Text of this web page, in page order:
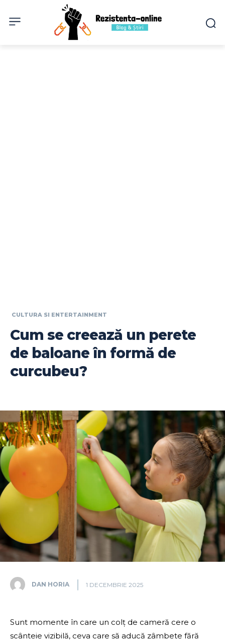
CULTURA SI ENTERTAINMENT
Cum se creează un perete
de baloane în formă de
curcubeu?
DAN HORIA 1 DECEMBRIE 2025
Sunt momente în care un colț de cameră cere o
scânteie vizibilă, ceva care să aducă zâmbete fără